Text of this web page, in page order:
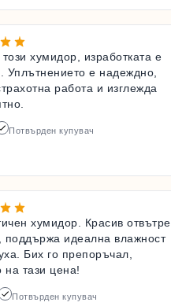
хумидор, изработката е
Уплътнението е надеждно,
работа и изглежда
Потвърден купувач
хумидор. Красив отвътре
поддържа идеална влажност
Бих го препоръчал,
на тази цена!
Потвърден купувач